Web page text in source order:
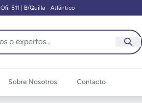
511 | B/Quilla - Atlántico
Sobre Nosotros Contacto